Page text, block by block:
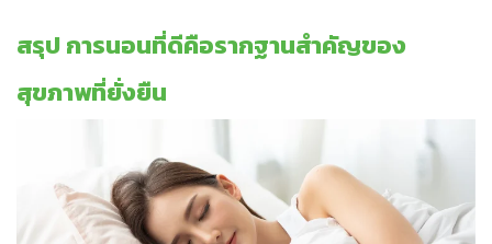
สรุป การนอนที่ดีคือรากฐานสำคัญของ
สุขภาพที่ยั่งยืน